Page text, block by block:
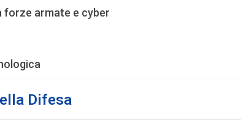
forze armate e cyber
Difesa